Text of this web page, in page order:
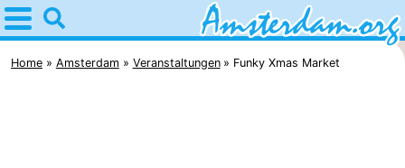
Home
Amsterdam
Home Amsterdam Veranstaltungen Funky Xmas Market